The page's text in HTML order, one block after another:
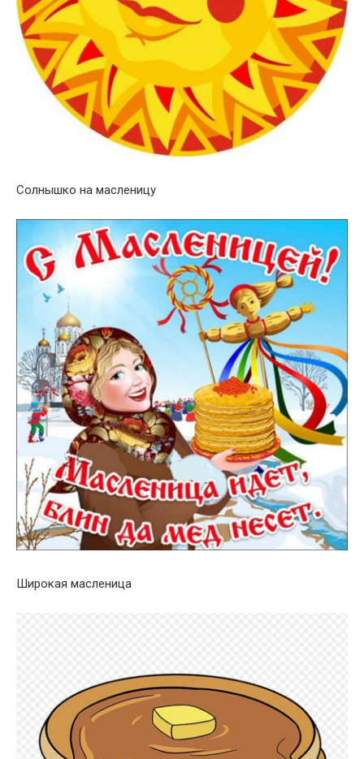
Солнышко на масленицу
Широкая масленица